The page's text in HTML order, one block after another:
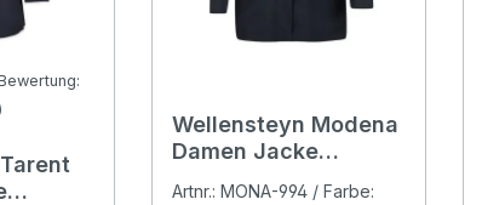
Bewertung von 5 von 5 Sternen
Wellensteyn Modena
Damen Jacke
Artnr.: MONA-994 / Farbe: